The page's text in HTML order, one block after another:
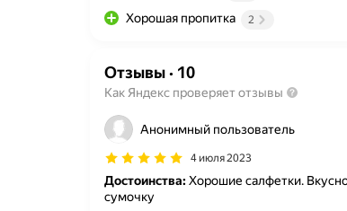
Хорошая пропитка 2
Отзывы· 10
Как Яндекс проверяет отзывы
Анонимный пользователь
4 июля 2023
Достоинства:Хорошие салфетки.
сумочку